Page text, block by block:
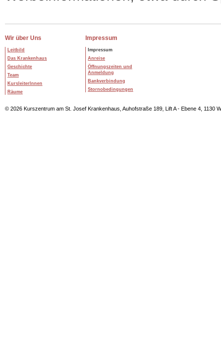
Wir über Uns
Leitbild
Das Krankenhaus
Geschichte
Team
KursleiterInnen
Räume
Impressum
Impressum
Anreise
Öffnungszeiten und
Anmeldung
Bankverbindung
Stornobedingungen
© 2026 Kurszentrum am St. Josef Krankenhaus, Auhofstraße 189, Lift A - Ebene 4, 1130